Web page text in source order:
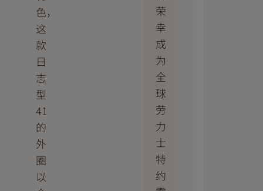
色，
这
款
日
志
型
41
的
外
圈
以
荣
幸
成
为
全
球
劳
力
士
特
约